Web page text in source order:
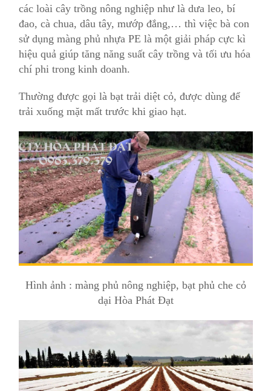
các loài cây trồng nông nghiệp như là dưa leo, bí
đao, cà chua, dâu tây, mướp đắng,… thì việc bà con
sử dụng màng phủ nhựa PE là một giải pháp cực kì
hiệu quả giúp tăng năng suất cây trồng và tối ưu hóa
chí phi trong kinh doanh.
Thường được gọi là bạt trải diệt cỏ, được dùng để
trải xuống mặt mất trước khi giao hạt.
Hình ảnh : màng phủ nông nghiệp, bạt phủ che cỏ
dại Hòa Phát Đạt